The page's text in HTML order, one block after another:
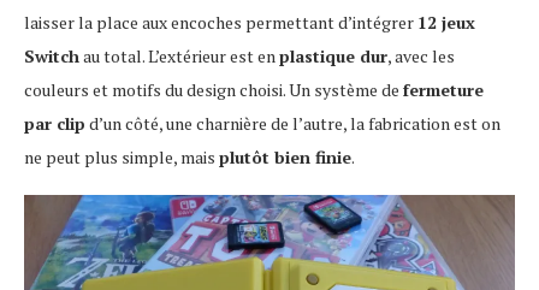
laisser la place aux encoches permettant d’intégrer 12 jeux
Switchau total. L’extérieur est enplastique dur, avec les
couleurs et motifs du design choisi. Un système de fermeture
par clip d’un côté, une charnière de l’autre, la fabrication est on
ne peut plus simple, mais plutôt bien finie.